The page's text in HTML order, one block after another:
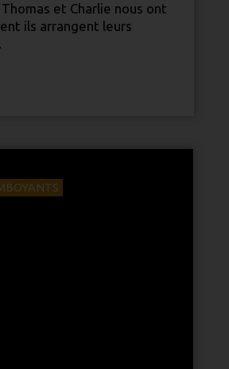
Thomas et Charlie nous ont
ils arrangent leurs